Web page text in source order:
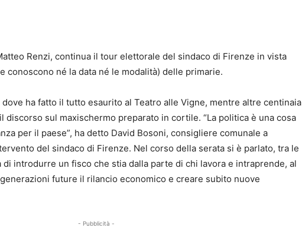
Renzi, continua il tour elettorale del sindaco di Firenze in vista
conoscono né la data né le modalità) delle primarie.
dove ha fatto il tutto esaurito al Teatro alle Vigne, mentre altre centinaia
discorso sul maxischermo preparato in cortile. “La politica è una cosa
per il paese”, ha detto David Bosoni, consigliere comunale a
del sindaco di Firenze. Nel corso della serata si è parlato, tra le
introdurre un fisco che stia dalla parte di chi lavora e intraprende, al
future il rilancio economico e creare subito nuove
- Pubblicità -